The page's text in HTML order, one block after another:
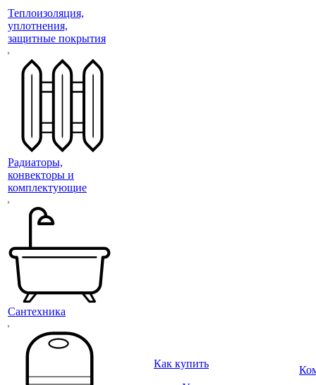
Теплоизоляция,
уплотнения,
защитные покрытия
Радиаторы,
конвекторы и
комплектующие
Сантехника
Как купить